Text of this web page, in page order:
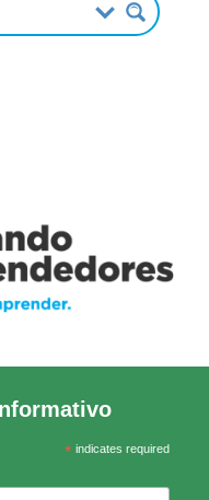
*indicates required